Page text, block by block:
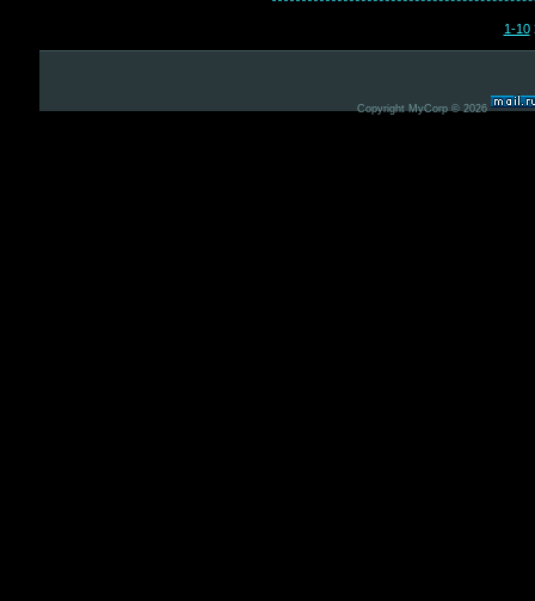
1-10
Copyright MyCorp © 2026